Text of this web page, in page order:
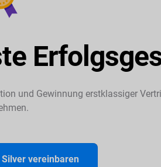
und Gewinnung erstklassiger
vereinbaren